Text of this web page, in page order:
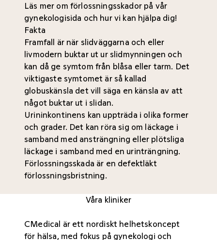
Läs mer om förlossningsskador på vår
gynekologisida och hur vi kan hjälpa dig!
Fakta
Framfall är när slidväggarna och eller
livmodern buktar ut ur slidmynningen och
kan då ge symtom från blåsa eller tarm. Det
viktigaste symtomet är så kallad
globuskänsla det vill säga en känsla av att
något buktar ut i slidan.
Urininkontinens kan uppträda i olika former
och grader. Det kan röra sig om läckage i
samband med ansträngning eller plötsliga
läckage i samband med en urinträngning.
Förlossningsskada är en defektläkt
förlossningsbristning.
Våra kliniker
CMedical är ett nordiskt helhetskoncept
för hälsa, med fokus på gynekologi och